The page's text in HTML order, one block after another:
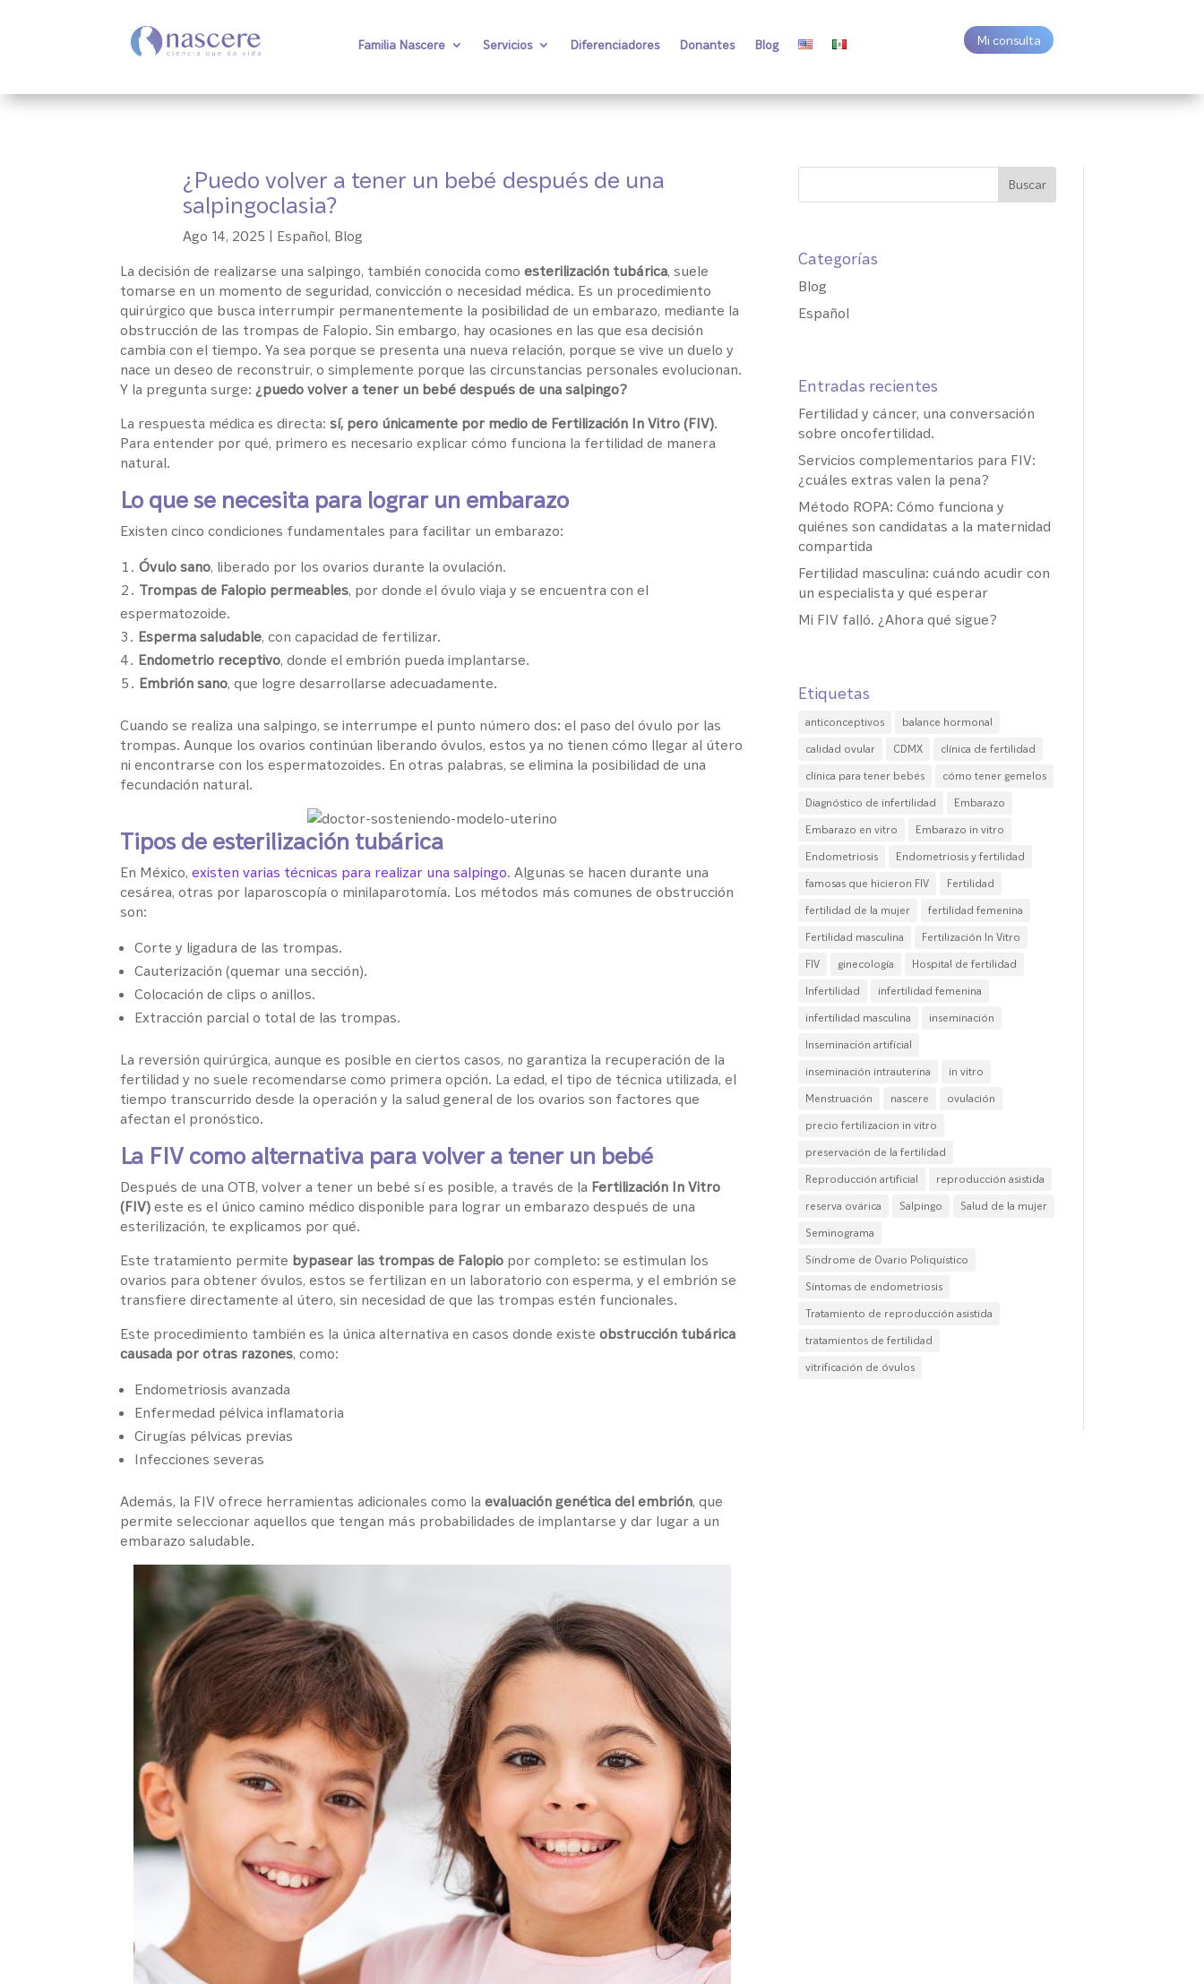
Familia Nascere Servicios Diferenciadores Donantes Blog Mi consulta
¿Puedo volver a tener un bebé después de una
salpingoclasia?
Ago 14, 2025 | Español, Blog
La decisión de realizarse una salpingo, también conocida comoesterilización tubárica, suele
tomarse en un momento de seguridad, convicción o necesidad médica. Es un procedimiento
quirúrgico que busca interrumpir permanentemente la posibilidad de un embarazo, mediante la
obstrucción de las trompas de Falopio. Sin embargo, hay ocasiones en las que esa decisión
cambia con el tiempo. Ya sea porque se presenta una nueva relación, porque se vive un duelo y
nace un deseo de reconstruir, o simplemente porque las circunstancias personales evolucionan.
Y la pregunta surge: ¿puedo volver a tener un bebé después de una salpingo?
La respuesta médica es directa:sí, pero únicamente por medio de Fertilización In Vitro (FIV).
Para entender por qué, primero es necesario explicar cómo funciona la fertilidad de manera
natural.
Lo que se necesita para lograr un embarazo
Existen cinco condiciones fundamentales para facilitar un embarazo:
Óvulo sano, liberado por los ovarios durante la ovulación.
Trompas de Falopio permeables, por donde el óvulo viaja y se encuentra con el
espermatozoide.
Esperma saludable, con capacidad de fertilizar.
Endometrio receptivo, donde el embrión pueda implantarse.
Embrión sano, que logre desarrollarse adecuadamente.
Cuando se realiza una salpingo, se interrumpe el punto número dos: el paso del óvulo por las
trompas. Aunque los ovarios continúan liberando óvulos, estos ya no tienen cómo llegar al útero
ni encontrarse con los espermatozoides. En otras palabras, se elimina la posibilidad de una
fecundación natural.
Tipos de esterilización tubárica
En México,existen varias técnicas para realizar una salpingo. Algunas se hacen durante una
cesárea, otras por laparoscopía o minilaparotomía. Los métodos más comunes de obstrucción
son:
Corte y ligadura de las trompas.
Cauterización (quemar una sección).
Colocación de clips o anillos.
Extracción parcial o total de las trompas.
La reversión quirúrgica, aunque es posible en ciertos casos, no garantiza la recuperación de la
fertilidad y no suele recomendarse como primera opción. La edad, el tipo de técnica utilizada, el
tiempo transcurrido desde la operación y la salud general de los ovarios son factores que
afectan el pronóstico.
La FIV como alternativa para volver a tener un bebé
Después de una OTB, volver a tener un bebé sí es posible, a través de la Fertilización In Vitro
(FIV) este es el único camino médico disponible para lograr un embarazo después de una
esterilización, te explicamos por qué.
Este tratamiento permite bypasear las trompas de Falopio por completo: se estimulan los
ovarios para obtener óvulos, estos se fertilizan en un laboratorio con esperma, y el embrión se
transfiere directamente al útero, sin necesidad de que las trompas estén funcionales.
Este procedimiento también es la única alternativa en casos donde existeobstrucción tubárica
causada por otras razones, como:
Endometriosis avanzada
Enfermedad pélvica inflamatoria
Cirugías pélvicas previas
Infecciones severas
Además, la FIV ofrece herramientas adicionales como laevaluación genética del embrión, que
permite seleccionar aquellos que tengan más probabilidades de implantarse y dar lugar a un
embarazo saludable.
Categorías
Blog
Español
Entradas recientes
Fertilidad y cáncer, una conversación
sobre oncofertilidad.
Servicios complementarios para FIV:
¿cuáles extras valen la pena?
Método ROPA: Cómo funciona y
quiénes son candidatas a la maternidad
compartida
Fertilidad masculina: cuándo acudir con
un especialista y qué esperar
Mi FIV falló. ¿Ahora qué sigue?
Etiquetas
anticonceptivos
balance hormonal
calidad ovular
CDMX
clínica de fertilidad
clínica para tener bebés
cómo tener gemelos
Diagnóstico de infertilidad
Embarazo
Embarazo en vitro
Embarazo in vitro
Endometriosis
Endometriosis y fertilidad
famosas que hicieron FIV
Fertilidad
fertilidad de la mujer
fertilidad femenina
Fertilidad masculina
Fertilización In Vitro
FIV
ginecología
Hospital de fertilidad
Infertilidad
infertilidad femenina
infertilidad masculina
inseminación
Inseminación artificial
inseminación intrauterina
in vitro
Menstruación
nascere
ovulación
precio fertilizacion in vitro
preservación de la fertilidad
Reproducción artificial
reproducción asistida
reserva ovárica
Salpingo
Salud de la mujer
Seminograma
Síndrome de Ovario Poliquístico
Síntomas de endometriosis
Tratamiento de reproducción asistida
tratamientos de fertilidad
vitrificación de óvulos